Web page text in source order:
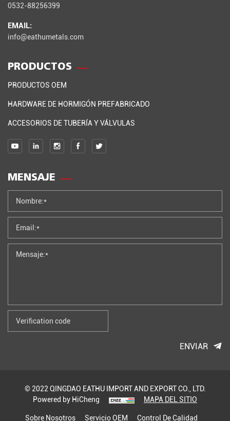
0532-88256399
EMAIL:
info@eathumetals.com
PRODUCTOS
PRODUCTOS OEM
HARDWARE DE HORMIGÓN PREFABRICADO
ACCESORIOS DE TUBERÍA Y VÁLVULAS
MENSAJE
ENVIAR
© 2022 QINGDAO EATHU IMPORT AND EXPORT CO., LTD.
Powered by HiCheng
MAPA DEL SITIO
Sobre Nosotros
Servicio OEM Control De Calidad